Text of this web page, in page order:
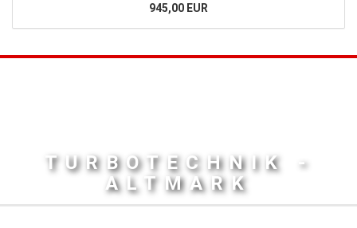
945,00 EUR
TURBOTECHNIK -
ALTMARK